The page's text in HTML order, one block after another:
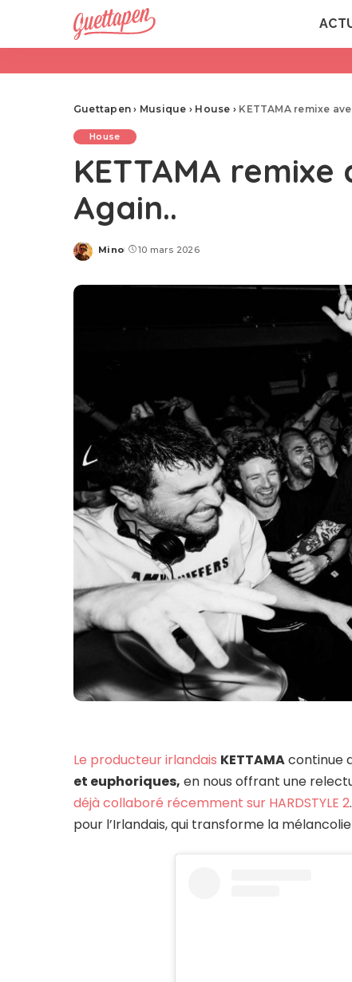
Guettapen › Musique › House › KETTAMA remixe
House
KETTAMA
Again..
Posted
Mino 10 mars 2026
Le producteur irlandais KETTAMAcontinue
et euphoriques, en nous offrant une
déjà collaboré récemment sur HARDSTYLE 2
pour l’Irlandais, qui transforme la